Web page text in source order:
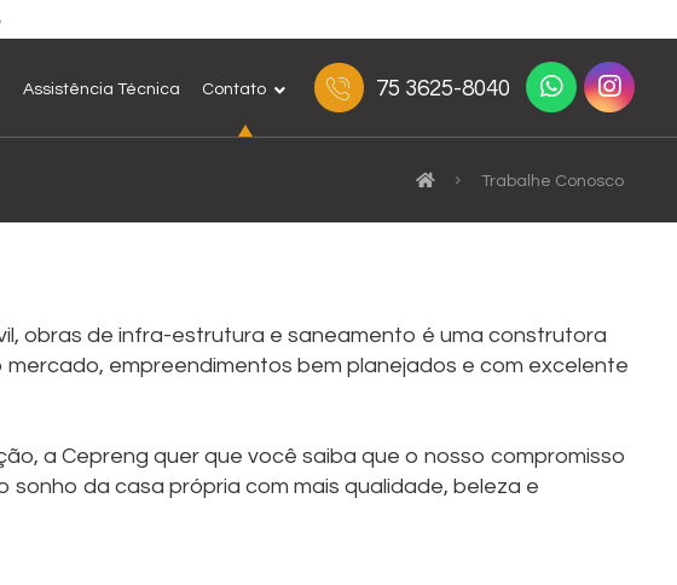
75 3625-8040
Assistência Técnica Contato
Trabalhe Conosco
obras de infra-estrutura e saneamento é uma construtora
empreendimentos bem planejados e com excelente
a Cepreng quer que você saiba que o nosso compromisso
sonho da casa própria com mais qualidade, beleza e